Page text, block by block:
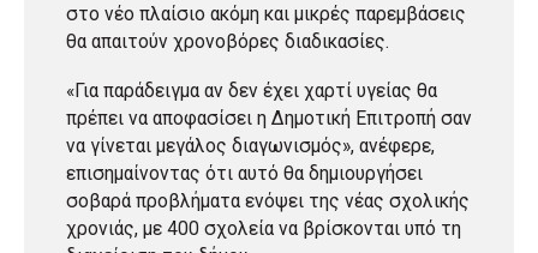
στο νέο πλαίσιο ακόμη και μικρές παρεμβάσεις
θα απαιτούν χρονοβόρες διαδικασίες.
«Για παράδειγμα αν δεν έχει χαρτί υγείας θα
πρέπει να αποφασίσει η Δημοτική Επιτροπή σαν
να γίνεται μεγάλος διαγωνισμός», ανέφερε,
επισημαίνοντας ότι αυτό θα δημιουργήσει
σοβαρά προβλήματα ενόψει της νέας σχολικής
χρονιάς, με 400 σχολεία να βρίσκονται υπό τη